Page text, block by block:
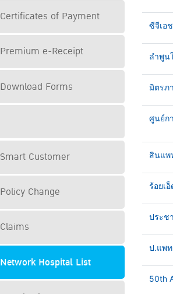
Certificates of Payment
Premium e-Receipt
Download Forms
Smart Customer
Policy Change
Claims
Network Hospital List
ซีจีเอ
ลำพูน
มิตรภ
ศูนย์ก
สินแพ
ร้อยเอ็
ประช
ป.แพท
50th